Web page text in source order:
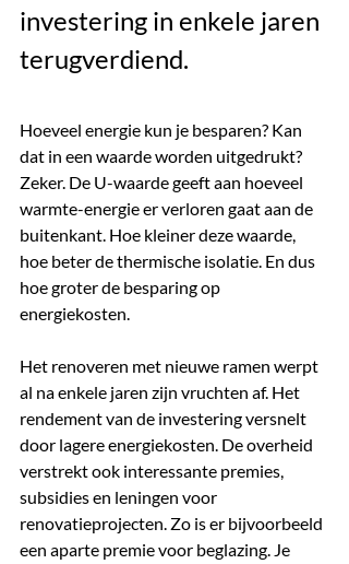
investering in enkele jaren
terugverdiend.
Hoeveel energie kun je besparen? Kan
dat in een waarde worden uitgedrukt?
Zeker. De U-waarde geeft aan hoeveel
warmte-energie er verloren gaat aan de
buitenkant. Hoe kleiner deze waarde,
hoe beter de thermische isolatie. En dus
hoe groter de besparing op
energiekosten.
Het renoveren met nieuwe ramen werpt
al na enkele jaren zijn vruchten af. Het
rendement van de investering versnelt
door lagere energiekosten. De overheid
verstrekt ook interessante premies,
subsidies en leningen voor
renovatieprojecten. Zo is er bijvoorbeeld
een aparte premie voor beglazing. Je